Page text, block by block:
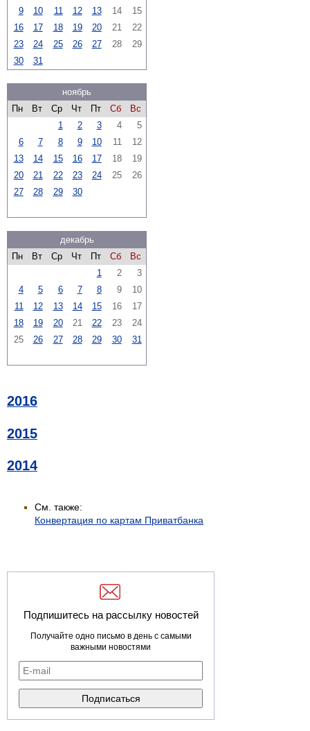
9 10 11 12 13 14
15
16
17 18 19 20 21
22
23
24 25 26 27 28
29
30
31
ноябрь
Пн
Вт Ср Чт Пт Сб
Вс
1
2 3 4
5
6
7 8 9 10 11
12
13
14 15 16 17 18
19
20
21 22 23 24 25
26
27
28 29 30
декабрь
Пн
Вт Ср Чт Пт Сб
Вс
1
2
3
4
5 6 7 8 9
10
11
12 13 14 15 16
17
18
19 20 21 22 23
24
25
26 27 28 29 30 31
2016
2015
2014
См. также:
Конвертация по картам Приватбанка
Подпишитесь на рассылку новостей
Получайте одно письмо в день с самыми
важными новостями